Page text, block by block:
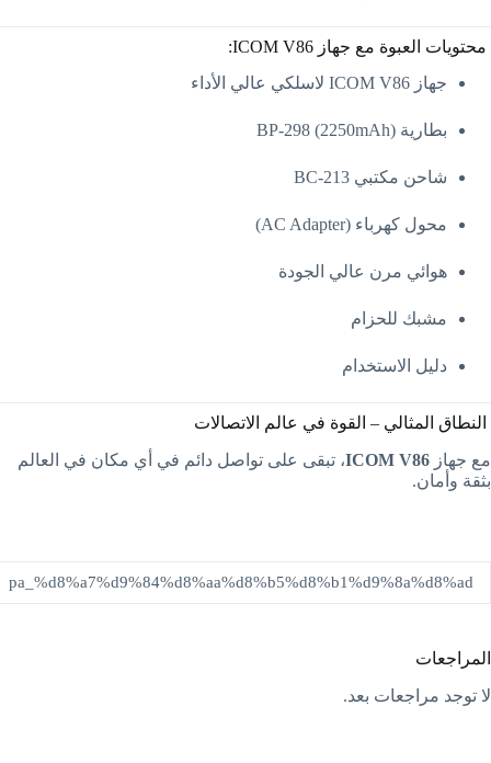
محتويات العبوة مع جهاز ICOM V86:
جهاز ICOM V86 لاسلكي عالي الأداء
بطارية BP-298 (2250mAh)
شاحن مكتبي BC-213
محول كهرباء (AC Adapter)
هوائي مرن عالي الجودة
مشبك للحزام
دليل الاستخدام
النطاق المثالي – القوة في عالم الاتصالات
مع جهاز ICOM V86، تبقى على تواصل دائم في أي مكان في العالم
بثقة وأمان.
pa_%d8%a7%d9%84%d8%aa%d8%b5%d8%b1%d9%8a%d8%ad
المراجعات
لا توجد مراجعات بعد.